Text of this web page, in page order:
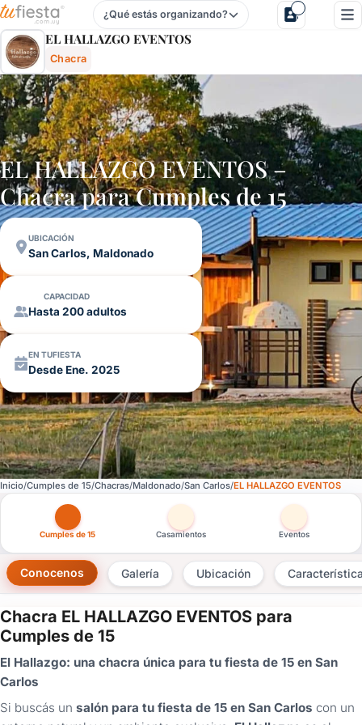
El Hallazgo Eventos - Chacra En San Carlos, Maldonado,
¿Qué estás organizando?
EL HALLAZGO EVENTOS
Chacra
EL HALLAZGO EVENTOS –
Chacra paraCumples de 15
UBICACIÓN
San Carlos, Maldonado
CAPACIDAD
Hasta 200 adultos
EN TUFIESTA
Desde Ene. 2025
Inicio Cumples de 15 Chacras Maldonado San Carlos EL HALLAZGO EVENTOS
Otras versiones de esta ficha por tipo de festejo
Cumples de 15 Casamientos Eventos
Conocenos Galería Ubicación
Chacra EL HALLAZGO EVENTOS para
Cumples de 15
El Hallazgo: una chacra única para tu fiesta de 15 en San
Carlos
Si buscás un salón para tu fiesta de 15 en San Carlos con un
×
Consultar
¿Ya
tenés
cuenta?